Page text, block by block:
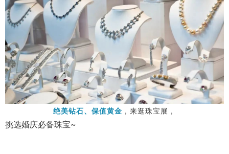
绝美钻石、保值黄金 ，来逛珠宝展，
挑选婚庆必备珠宝~